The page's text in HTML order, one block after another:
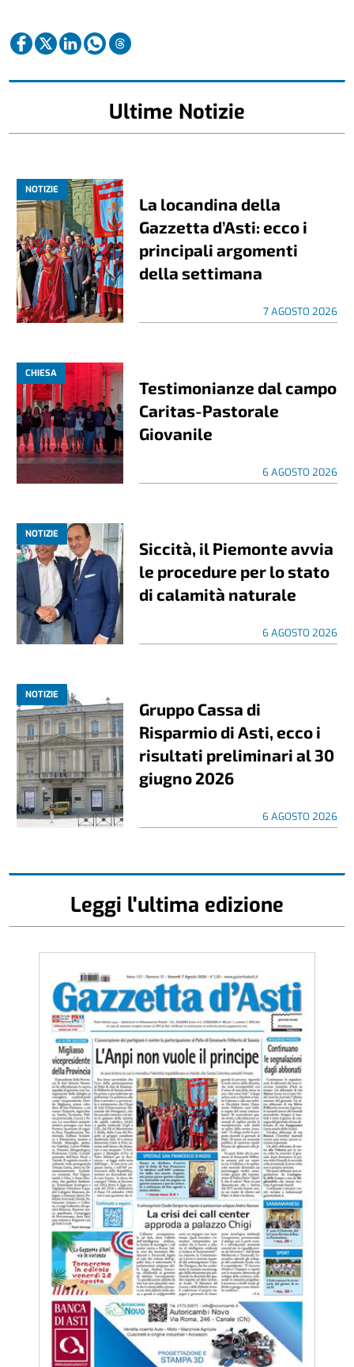
Ultime Notizie
NOTIZIE
La locandina della
Gazzetta d’Asti: ecco i
principali argomenti
della settimana
7 AGOSTO 2026
CHIESA
Testimonianze dal campo
Caritas-Pastorale
Giovanile
6 AGOSTO 2026
NOTIZIE
Siccità, il Piemonte avvia
le procedure per lo stato
di calamità naturale
6 AGOSTO 2026
NOTIZIE
Gruppo Cassa di
Risparmio di Asti, ecco i
risultati preliminari al 30
giugno 2026
6 AGOSTO 2026
Leggi l'ultima edizione